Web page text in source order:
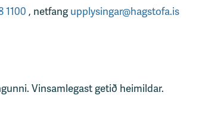
1100 , netfangupplysingar@hagstofa.is
Vinsamlegast getið heimildar.